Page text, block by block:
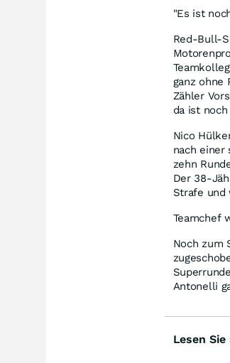
"Es ist
Red-Bull-
ganz ohne
Zähler
da ist
Nico
nach einer
zehn
Der 38-
Strafe
Teamchef
Noch zum
Antonelli
Lesen Sie